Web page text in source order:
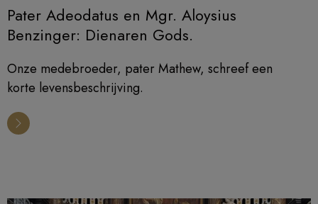
Pater Adeodatus en Mgr. Aloysius
Benzinger: Dienaren Gods.
Onze medebroeder, pater Mathew, schreef een
korte levensbeschrijving.